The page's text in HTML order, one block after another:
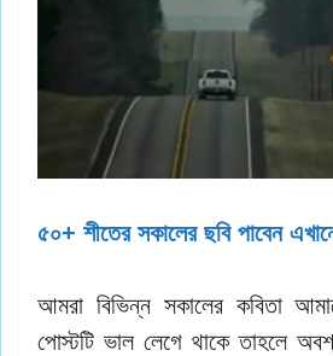
৫০+ শীতের সকালের ছবি পাবেন
আমরা বিভিন্ন সকালের কবিতা
পোস্টটি ভাল লেগে থাকে তাহলে